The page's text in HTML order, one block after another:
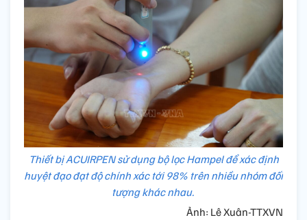
Thiết bị ACUIRPEN sử dụng bộ lọc Hampel để xác định
huyệt đạo đạt độ chính xác tới 98% trên nhiều nhóm đối
tượng khác nhau.
Ảnh: Lê Xuân-TTXVN